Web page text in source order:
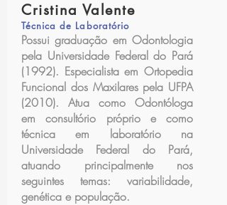
Cristina Valente
Técnica de Laboratório
Possui graduação em Odontologia
pela Universidade Federal do Pará
(1992). Especialista em Ortopedia
Funcional dos Maxilares pela UFPA
(2010). Atua como Odontóloga
em consultório próprio e como
técnica em laboratório na
Universidade Federal do Pará,
atuando principalmente nos
seguintes temas: variabilidade,
genética e população.